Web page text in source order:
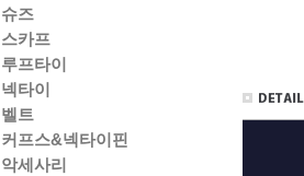
슈즈
스카프
루프타이
넥타이
벨트
커프스&넥타이핀
악세사리